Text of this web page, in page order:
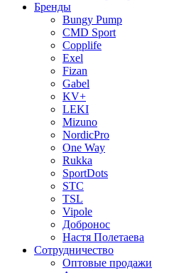
Бренды
Bungy Pump
CMD Sport
Copplife
Exel
Fizan
Gabel
KV+
LEKI
Mizuno
NordicPro
One Way
Rukka
SportDots
STC
TSL
Vipole
Добронос
Настя Полетаева
Сотрудничество
Оптовые продажи